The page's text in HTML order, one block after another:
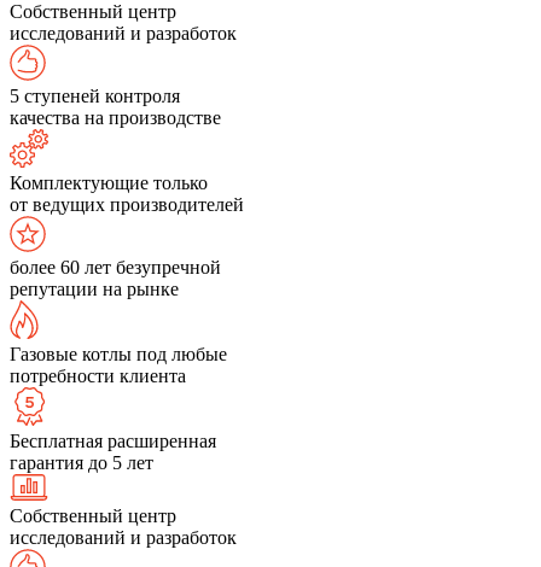
Собственный центр
исследований и разработок
5 ступеней контроля
качества на производстве
Комплектующие только
от ведущих производителей
более 60 лет безупречной
репутации на рынке
Газовые котлы под любые
потребности клиента
Бесплатная расширенная
гарантия до 5 лет
Собственный центр
исследований и разработок